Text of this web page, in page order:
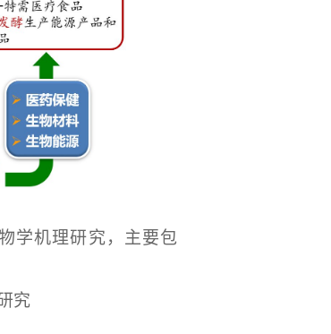
学机理研究，主要包
究